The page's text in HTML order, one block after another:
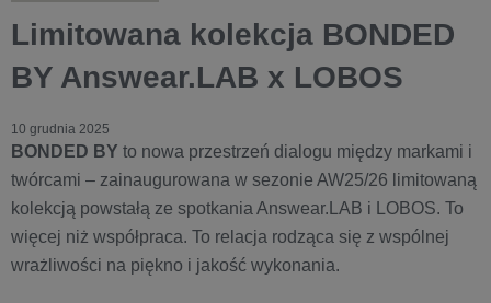
Limitowana kolekcja BONDED
BY Answear.LAB x LOBOS
10 grudnia 2025
BONDED BY to nowa przestrzeń dialogu między markami i
twórcami – zainaugurowana w sezonie AW25/26 limitowaną
kolekcją powstałą ze spotkania Answear.LAB i LOBOS. To
więcej niż współpraca. To relacja rodząca się z wspólnej
wrażliwości na piękno i jakość wykonania.